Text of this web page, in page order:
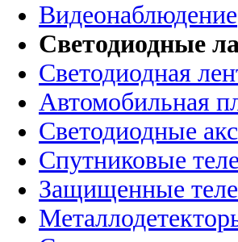
Видеонаблюдение
Светодиодные
Светодиодная
Автомобильная
Светодиодные
Спутниковые
Защищенные